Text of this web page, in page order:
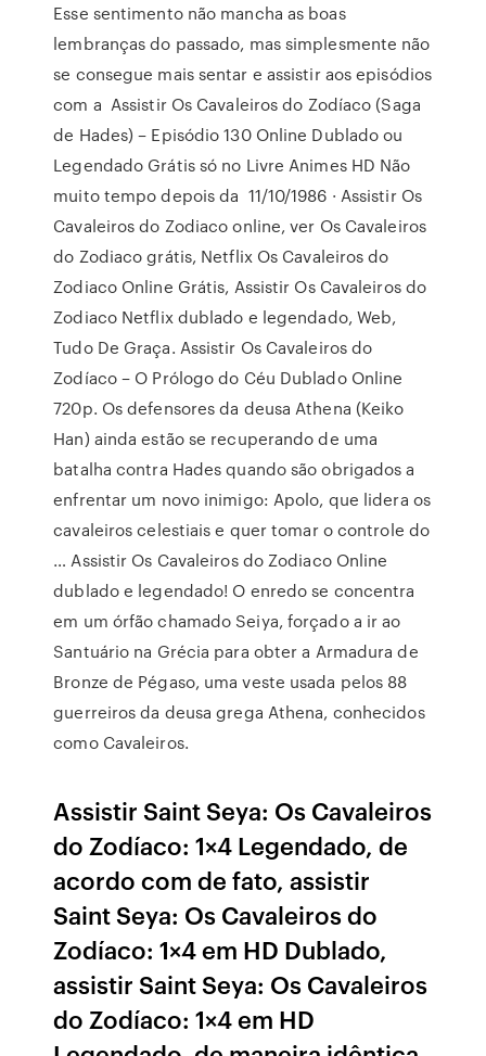
Esse sentimento não mancha as boas
lembranças do passado, mas simplesmente não
se consegue mais sentar e assistir aos episódios
com a Assistir Os Cavaleiros do Zodíaco (Saga
de Hades) – Episódio 130 Online Dublado ou
Legendado Grátis só no Livre Animes HD Não
muito tempo depois da 11/10/1986 · Assistir Os
Cavaleiros do Zodiaco online, ver Os Cavaleiros
do Zodiaco grátis, Netflix Os Cavaleiros do
Zodiaco Online Grátis, Assistir Os Cavaleiros do
Zodiaco Netflix dublado e legendado, Web,
Tudo De Graça. Assistir Os Cavaleiros do
Zodíaco – O Prólogo do Céu Dublado Online
720p. Os defensores da deusa Athena (Keiko
Han) ainda estão se recuperando de uma
batalha contra Hades quando são obrigados a
enfrentar um novo inimigo: Apolo, que lidera os
cavaleiros celestiais e quer tomar o controle do
… Assistir Os Cavaleiros do Zodiaco Online
dublado e legendado! O enredo se concentra
em um órfão chamado Seiya, forçado a ir ao
Santuário na Grécia para obter a Armadura de
Bronze de Pégaso, uma veste usada pelos 88
guerreiros da deusa grega Athena, conhecidos
como Cavaleiros.
Assistir Saint Seya: Os Cavaleiros
do Zodíaco: 1×4 Legendado, de
acordo com de fato, assistir
Saint Seya: Os Cavaleiros do
Zodíaco: 1×4 em HD Dublado,
assistir Saint Seya: Os Cavaleiros
do Zodíaco: 1×4 em HD